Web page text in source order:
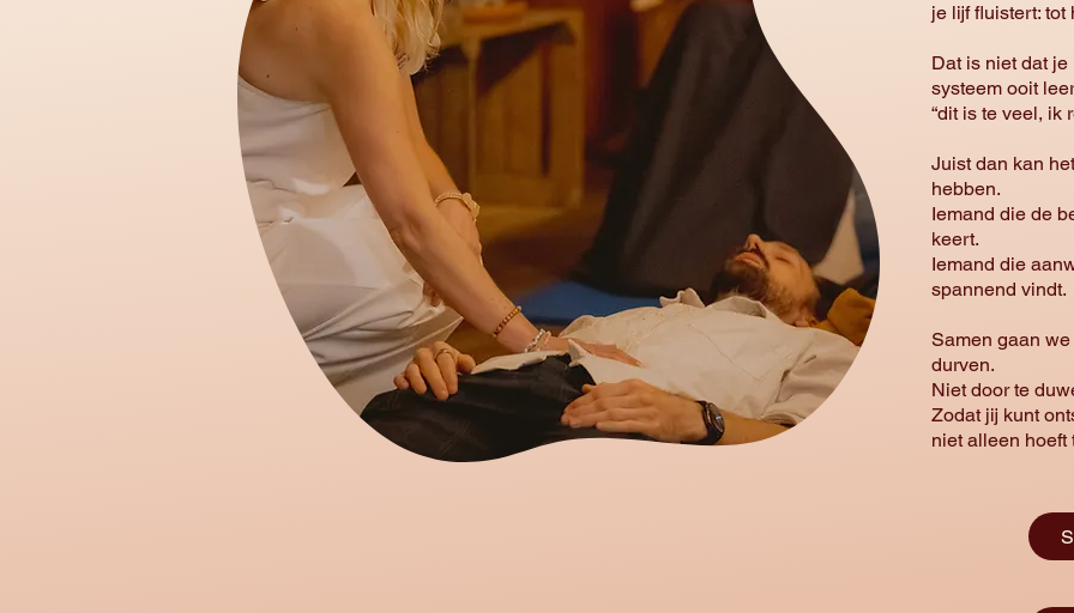
je lijf fluistert: tot
Dat is niet dat
systeem ooit
“dit is te veel, ik
Juist dan kan
hebben.
Iemand die de
keert.
Iemand die
spannend vindt.
Samen gaan
durven.
Niet door te
Zodat jij kunt
niet alleen hoeft